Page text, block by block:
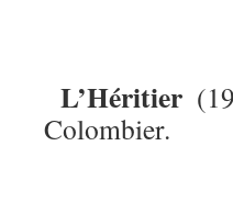
L’Héritier
Colombier.